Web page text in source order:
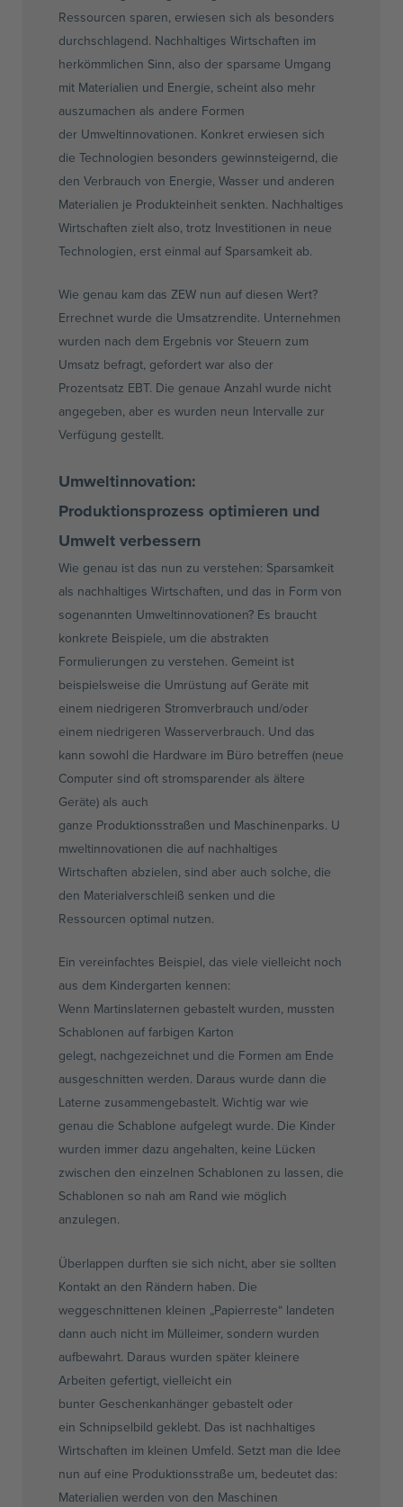
Ressourcen sparen, erwiesen sich als besonders
durchschlagend. Nachhaltiges Wirtschaften im
herkömmlichen Sinn, also der sparsame Umgang
mit Materialien und Energie, scheint also mehr
auszumachen als andere Formen
der Umweltinnovationen. Konkret erwiesen sich
die Technologien besonders gewinnsteigernd, die
den Verbrauch von Energie, Wasser und anderen
Materialien je Produkteinheit senkten. Nachhaltiges
Wirtschaften zielt also, trotz Investitionen in neue
Technologien, erst einmal auf Sparsamkeit ab.
Wie genau kam dasZEW nun auf diesen Wert?
Errechnet wurde die Umsatzrendite. Unternehmen
wurden nach dem Ergebnis vor Steuern zum
Umsatz befragt, gefordert war also der
Prozentsatz EBT. Die genaue Anzahl wurde nicht
angegeben, aber es wurden neun Intervalle zur
Verfügung gestellt.
Umweltinnovation:
Produktionsprozess optimieren und
Umwelt verbessern
Wie genau ist das nun zu verstehen: Sparsamkeit
als nachhaltiges Wirtschaften, und das in Form von
sogenannten Umweltinnovationen? Es braucht
konkrete Beispiele, um die abstrakten
Formulierungen zu verstehen. Gemeint ist
beispielsweise die Umrüstung auf Geräte mit
einem niedrigeren Stromverbrauch und/oder
einem niedrigeren Wasserverbrauch. Und das
kann sowohl die Hardware im Büro betreffen (neue
Computer sind oft stromsparender als ältere
Geräte) als auch
ganze Produktionsstraßen und Maschinenparks. U
mweltinnovationen die auf nachhaltiges
Wirtschaften abzielen, sind aber auch solche, die
den Materialverschleiß senken und die
Ressourcen optimal nutzen.
Ein vereinfachtes Beispiel, das viele vielleicht noch
aus dem Kindergarten kennen:
Wenn Martinslaternen gebastelt wurden, mussten
Schablonen auf farbigen Karton
gelegt, nachgezeichnet und die Formen am Ende
ausgeschnitten werden. Daraus wurde dann die
Laterne zusammengebastelt. Wichtig war wie
genau die Schablone aufgelegt wurde. Die Kinder
wurden immer dazu angehalten, keine Lücken
zwischen den einzelnen Schablonen zu lassen, die
Schablonen so nah am Rand wie möglich
anzulegen.
Überlappen durften sie sich nicht, aber sie sollten
Kontakt an den Rändern haben. Die
weggeschnittenen kleinen „Papierreste“ landeten
dann auch nicht im Mülleimer, sondern wurden
aufbewahrt. Daraus wurden später kleinere
Arbeiten gefertigt, vielleicht ein
bunter Geschenkanhänger gebastelt oder
ein Schnipselbild geklebt. Das ist nachhaltiges
Wirtschaften im kleinen Umfeld. Setzt man die Idee
nun auf eine Produktionsstraße um, bedeutet das:
Materialien werden von den Maschinen